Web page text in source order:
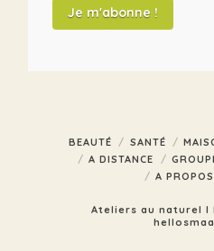
BEAUTÉ SANTÉ
A DISTANCE
A PROPOS
Ateliers au naturel I